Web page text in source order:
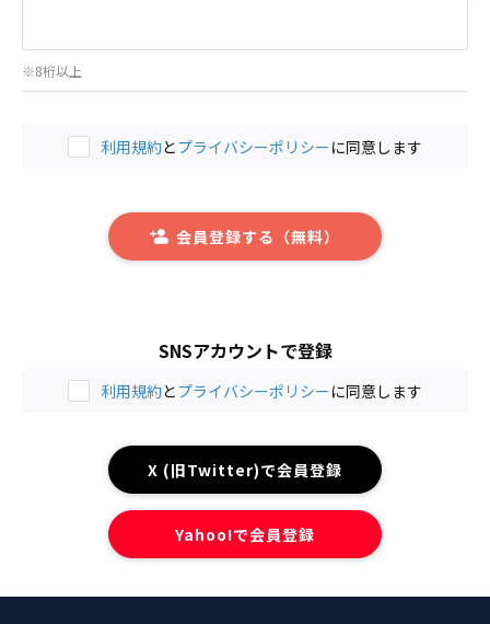
SNSアカウントで登録
利用規約とプライバシーポリシーに同意します
X (旧Twitter)で会員登録
Yahoo!で会員登録
※8桁以上
利用規約とプライバシーポリシーに同意します
会員登録する（無料）